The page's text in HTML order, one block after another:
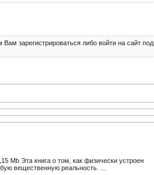
зарегистрироваться либо войти на сайт под
Mb Эта книга о том, как физически устроен
вещественную реальность. ...